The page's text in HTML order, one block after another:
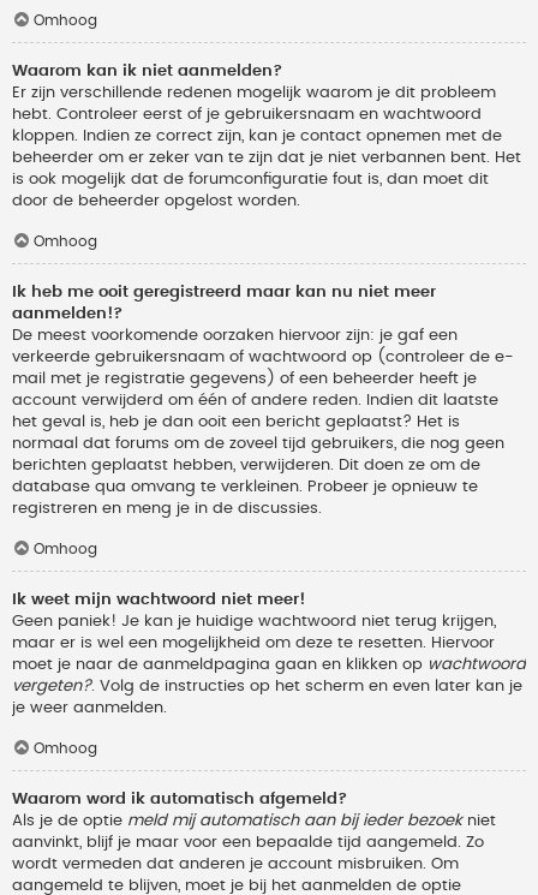
Omhoog
Waarom kan ik niet aanmelden?
Er zijn verschillende redenen mogelijk waarom je dit probleem
hebt. Controleer eerst of je gebruikersnaam en wachtwoord
kloppen. Indien ze correct zijn, kan je contact opnemen met de
beheerder om er zeker van te zijn dat je niet verbannen bent. Het
is ook mogelijk dat de forumconfiguratie fout is, dan moet dit
door de beheerder opgelost worden.
Omhoog
Ik heb me ooit geregistreerd maar kan nu niet meer
aanmelden!?
De meest voorkomende oorzaken hiervoor zijn: je gaf een
verkeerde gebruikersnaam of wachtwoord op (controleer de e-
mail met je registratie gegevens) of een beheerder heeft je
account verwijderd om één of andere reden. Indien dit laatste
het geval is, heb je dan ooit een bericht geplaatst? Het is
normaal dat forums om de zoveel tijd gebruikers, die nog geen
berichten geplaatst hebben, verwijderen. Dit doen ze om de
database qua omvang te verkleinen. Probeer je opnieuw te
registreren en meng je in de discussies.
Omhoog
Ik weet mijn wachtwoord niet meer!
Geen paniek! Je kan je huidige wachtwoord niet terug krijgen,
maar er is wel een mogelijkheid om deze te resetten. Hiervoor
moet je naar de aanmeldpagina gaan en klikken op wachtwoord
vergeten?. Volg de instructies op het scherm en even later kan je
je weer aanmelden.
Omhoog
Waarom word ik automatisch afgemeld?
Als je de optie meld mij automatisch aan bij ieder bezoekniet
aanvinkt, blijf je maar voor een bepaalde tijd aangemeld. Zo
wordt vermeden dat anderen je account misbruiken. Om
aangemeld te blijven, moet je bij het aanmelden de optie